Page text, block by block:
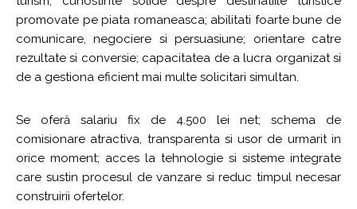
promovate pe piata romaneasca; abilitati foarte bune de
comunicare, negociere si persuasiune; orientare catre
rezultate si conversie; capacitatea de a lucra organizat si
de a gestiona eficient mai multe solicitari simultan.
Se oferă salariu fix de 4.500 lei net; schema de
comisionare atractiva, transparenta si usor de urmarit in
orice moment; acces la tehnologie si sisteme integrate
care sustin procesul de vanzare si reduc timpul necesar
construirii ofertelor.